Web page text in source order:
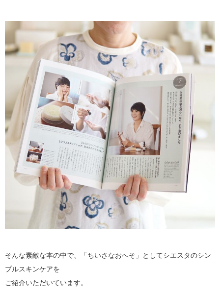
そんな素敵な本の中で、「ちいさなおへそ」としてシエスタのシン
プルスキンケアを
ご紹介いただいています。